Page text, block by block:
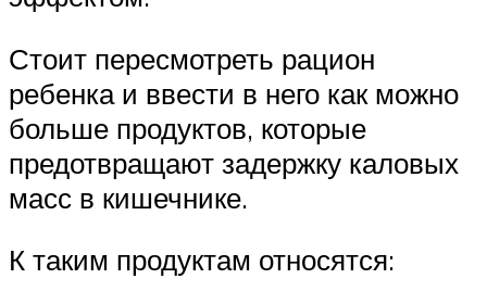
Стоит пересмотреть рацион
ребенка и ввести в него как можно
больше продуктов, которые
предотвращают задержку каловых
масс в кишечнике.
К таким продуктам относятся: